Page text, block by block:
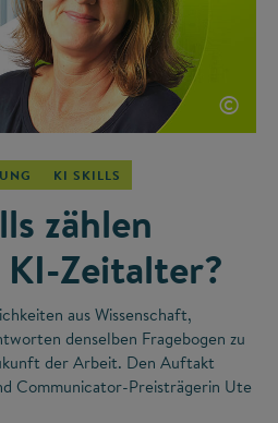
©
KI SKILLS
zählen
Zeitalter?
aus Wissenschaft,
denselben Fragebogen zu
der Arbeit. Den Auftakt
Communicator-Preisträgerin Ute